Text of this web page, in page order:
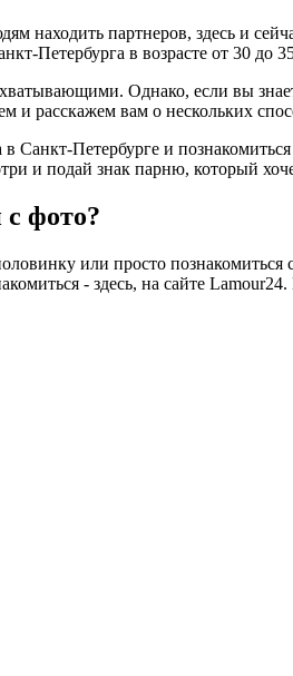
находить партнеров, здесь и
Петербурга в возрасте от 30
Однако, если вы
расскажем вам о нескольких
Петербурге и
и подай знак парню, который
с фото?
или просто
- здесь, на сайте